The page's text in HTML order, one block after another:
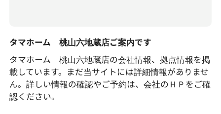
タマホーム 桃山六地蔵店ご案内です
タマホーム 桃山六地蔵店の会社情報、拠点情報を掲
載しています。まだ当サイトには詳細情報がありませ
ん。詳しい情報の確認やご予約は、会社のＨＰをご確
認ください。